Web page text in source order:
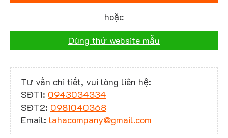
hoặc
Dùng thử website mẫu
Tư vấn chi tiết, vui lòng liên hệ:
SĐT1: 0943034334
SĐT2: 0981040368
Email: lahacompany@gmail.com